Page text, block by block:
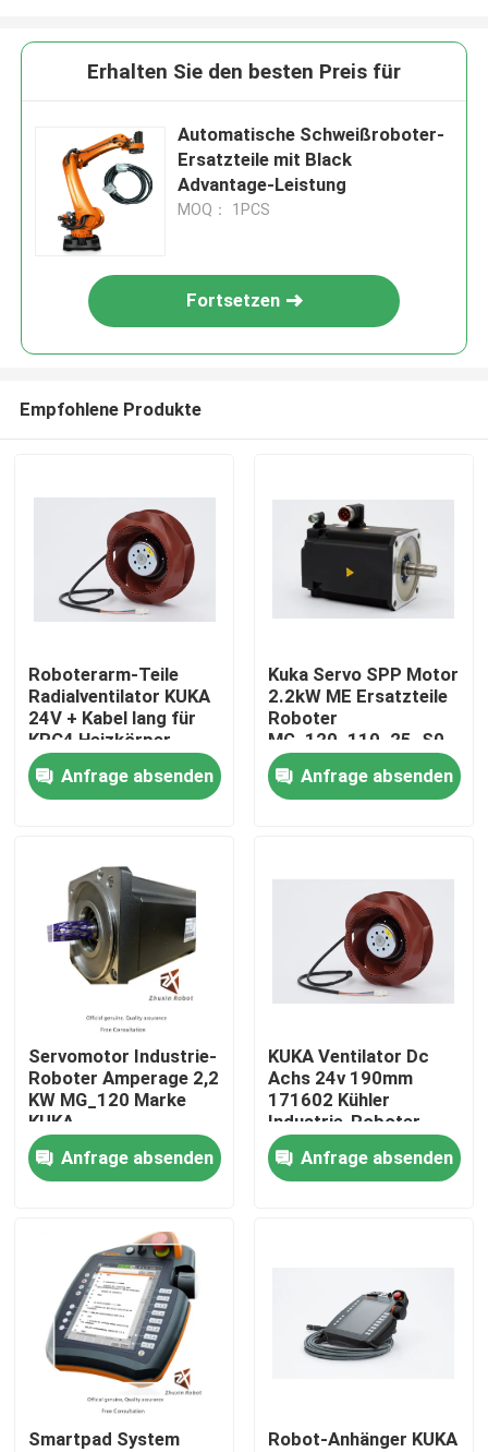
Produkte
Videos
VR-Show
Über uns
Werksbesichtigung
Qualitätskontrolle
Kontakt mit uns
Neuigkeiten
Rechtssachen
Erhalten Sie den besten Preis für
Automatische Schweißroboter-
Ersatzteile mit Black
Advantage-Leistung
MOQ： 1PCS
Fortsetzen
Empfohlene Produkte
Roboterarm-Teile
Radialventilator KUKA
24V + Kabel lang für
KRC4 Heizkörper
Anfrage absenden
Kuka Servo SPP Motor
2.2kW ME Ersatzteile
Roboter
MG_120_110_25_S0
Anfrage absenden
Servomotor Industrie-
Roboter Amperage 2,2
KW MG_120 Marke
KUKA
Anfrage absenden
KUKA Ventilator Dc
Achs 24v 190mm
171602 Kühler
Industrie-Roboter
Anfrage absenden
Smartpad System
Robot-Anhänger KUKA